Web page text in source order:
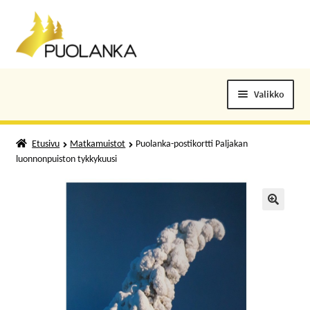
Siirry
navigointiin
Siirry
sisältöön
Valikko
ELOKUVALIPUT
TAPAHTUMAT
Etusivu Matkamuistot
Puolanka-postikortti Paljakan
luonnonpuiston tykkykuusi